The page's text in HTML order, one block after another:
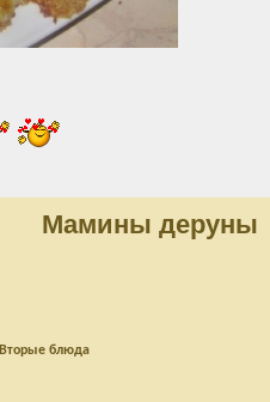
Мамины деруны
Вторые блюда